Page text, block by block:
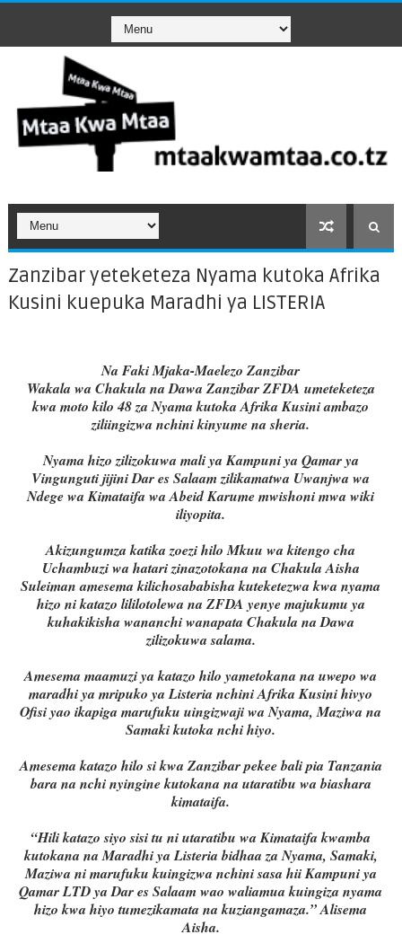
Zanzibar yeteketeza Nyama kutoka Afrika
Kusini kuepuka Maradhi ya LISTERIA
Na Faki Mjaka-Maelezo Zanzibar
Wakala wa Chakula na Dawa Zanzibar ZFDA umeteketeza
kwa moto kilo 48 za Nyama kutoka Afrika Kusini ambazo
ziliingizwa nchini kinyume na sheria.
Nyama hizo zilizokuwa mali ya Kampuni ya Qamar ya
Vingunguti jijini Dar es Salaam zilikamatwa Uwanjwa wa
Ndege wa Kimataifa wa Abeid Karume mwishoni mwa wiki
iliyopita.
Akizungumza katika zoezi hilo Mkuu wa kitengo cha
Uchambuzi wa hatari zinazotokana na Chakula Aisha
Suleiman amesema kilichosababisha kuteketezwa kwa nyama
hizo ni katazo lililotolewa na ZFDA yenye majukumu ya
kuhakikisha wananchi wanapata Chakula na Dawa
zilizokuwa salama.
Amesema maamuzi ya katazo hilo yametokana na uwepo wa
maradhi ya mripuko ya Listeria nchini Afrika Kusini hivyo
Ofisi yao ikapiga marufuku uingizwaji wa Nyama, Maziwa na
Samaki kutoka nchi hiyo.
Amesema katazo hilo si kwa Zanzibar pekee bali pia Tanzania
bara na nchi nyingine kutokana na utaratibu wa biashara
kimataifa.
“Hili katazo siyo sisi tu ni utaratibu wa Kimataifa kwamba
kutokana na Maradhi ya Listeria bidhaa za Nyama, Samaki,
Maziwa ni marufuku kuingizwa nchini sasa hii Kampuni ya
Qamar LTD ya Dar es Salaam wao waliamua kuingiza nyama
hizo kwa hiyo tumezikamata na kuziangamaza.” Alisema
Aisha.